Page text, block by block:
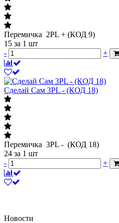
Перемичка 2PL + (КОД 9)
15 за 1 шт
-
+
Сделай Сам 3PL - (КОД 18)
Перемичка 3PL - (КОД 18)
24 за 1 шт
-
+
Новости